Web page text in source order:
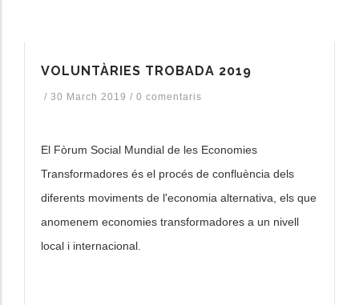
VOLUNTÀRIES TROBADA 2019
/ 30 March 2019 / 0 comentaris
El Fòrum Social Mundial de les Economies
Transformadores és el procés de confluència dels
diferents moviments de l'economia alternativa, els que
anomenem economies transformadores a un nivell
local i internacional.